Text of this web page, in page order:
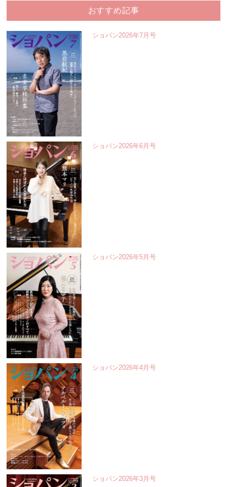
おすすめ記事
ショパン2026年7月号
ショパン2026年6月号
ショパン2026年5月号
ショパン2026年4月号
ショパン2026年3月号